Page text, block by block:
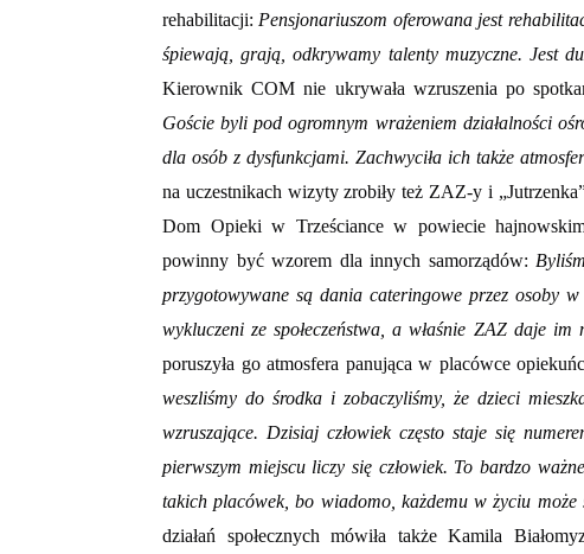
rehabilitacji: Pensjonariuszom oferowana jest
śpiewają, grają, odkrywamy talenty muzyczne. Jest
Kierownik COM nie ukrywała wzruszenia po
Goście byli pod ogromnym wrażeniem działalności
dla osób z dysfunkcjami. Zachwyciła ich także
na uczestnikach wizyty zrobiły też ZAZ-y i
Dom Opieki w Trześciance w powiecie
powinny być wzorem dla innych samorządów:
przygotowywane są dania cateringowe przez osoby
wykluczeni ze społeczeństwa, a właśnie ZAZ daje
poruszyła go atmosfera panująca w placówce
weszliśmy do środka i zobaczyliśmy, że dzieci
wzruszające. Dzisiaj człowiek często staje się
pierwszym miejscu liczy się człowiek. To bardzo
takich placówek, bo wiadomo, każdemu w życiu
działań społecznych mówiła także Kamila